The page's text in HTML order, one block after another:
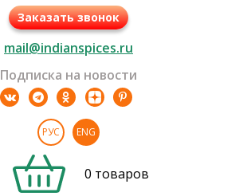
Заказать звонок
mail@indianspices.ru
Подписка на новости
РУС ENG
0 товаров